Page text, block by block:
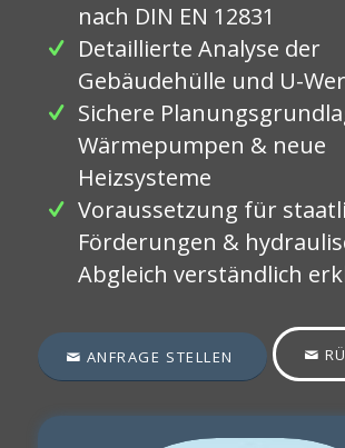
nach DIN EN 12831
Detaillierte Analyse der
Gebäudehülle und U-
Sichere
Wärmepumpen & neue
Heizsysteme
Voraussetzung für
Förderungen &
Abgleich verständlich
ANFRAGE STELLEN